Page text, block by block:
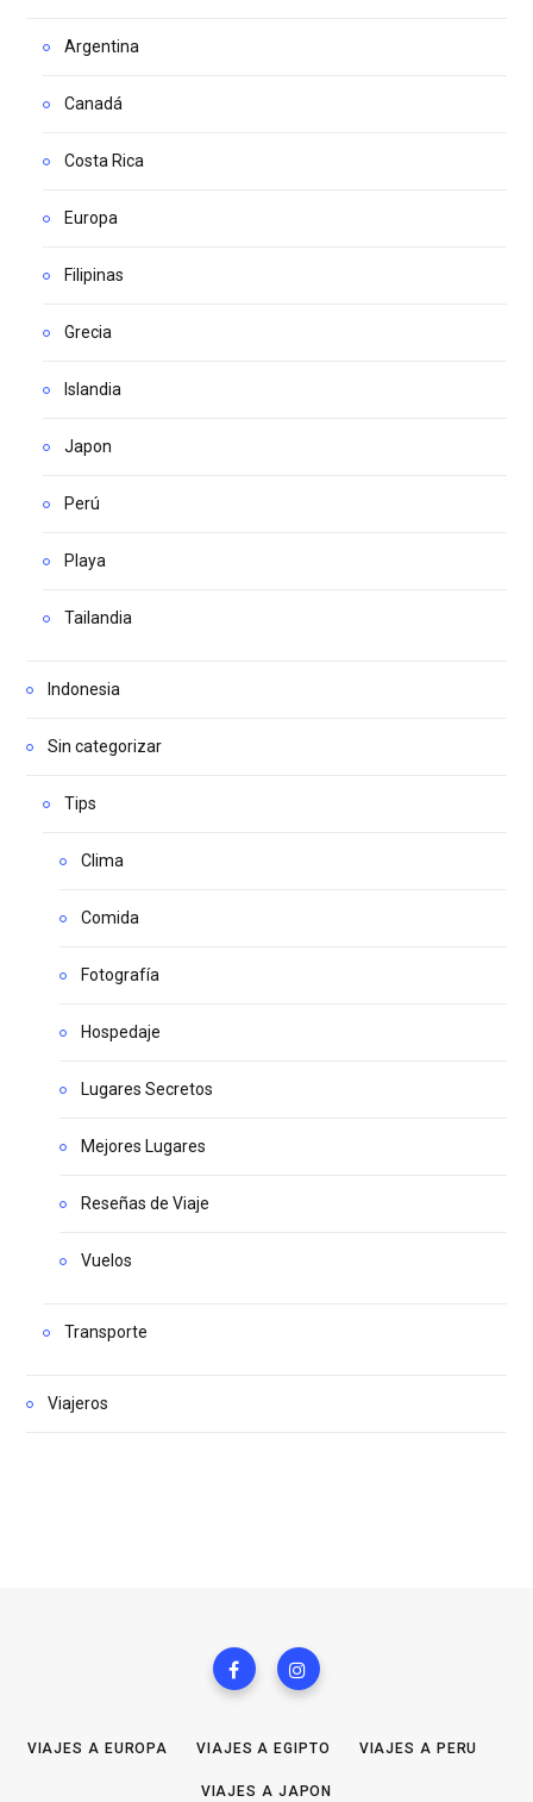
Argentina
Canadá
Costa Rica
Europa
Filipinas
Grecia
Islandia
Japon
Perú
Playa
Tailandia
Indonesia
Sin categorizar
Tips
Clima
Comida
Fotografía
Hospedaje
Lugares Secretos
Mejores Lugares
Reseñas de Viaje
Vuelos
Transporte
Viajeros
VIAJES A EUROPA VIAJES A EGIPTO VIAJES A PERU
VIAJES A JAPON